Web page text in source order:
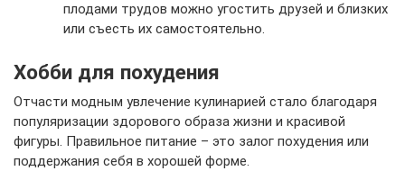
плодами трудов можно угостить друзей и близких
или съесть их самостоятельно.
Хобби для похудения
Отчасти модным увлечение кулинарией стало благодаря
популяризации здорового образа жизни и красивой
фигуры. Правильное питание – это залог похудения или
поддержания себя в хорошей форме.